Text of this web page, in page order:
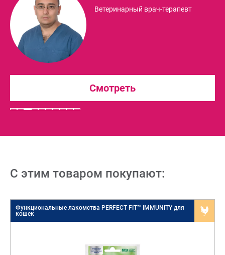
Ветеринарный врач-терапевт
Смотреть
С этим товаром покупают:
Функциональные лакомства PERFECT FIT™ IMMUNITY для
кошек